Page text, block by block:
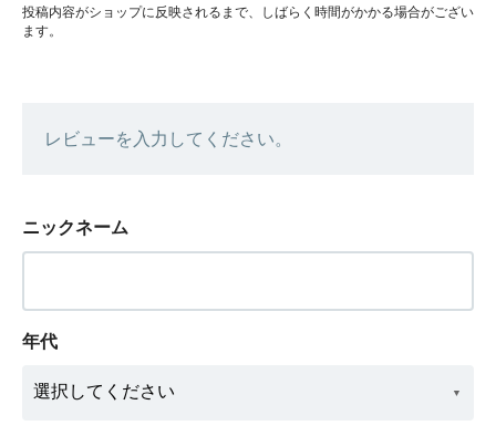
投稿内容がショップに反映されるまで、しばらく時間がかかる場合がござい
ます。
レビューを入力してください。
ニックネーム
年代